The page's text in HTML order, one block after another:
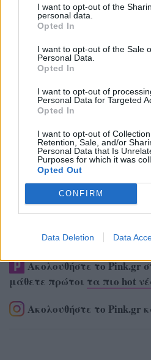
I want to opt-out of the
personal data.
Opted In
I want to opt-out of the Sale
Personal Data.
Opted In
I want to opt-out of
Personal Data for Targeted
Opted In
I want to opt-out of
Retention, Sale, and/or
Personal Data that Is
Purposes for which it was
Opted Out
CONFIRM
Data Deletion Data
Ακολουθήστε το Pink.gr
μάθετε πρώτοι τα πιο hot
Ακολουθήστε το Pink.gr